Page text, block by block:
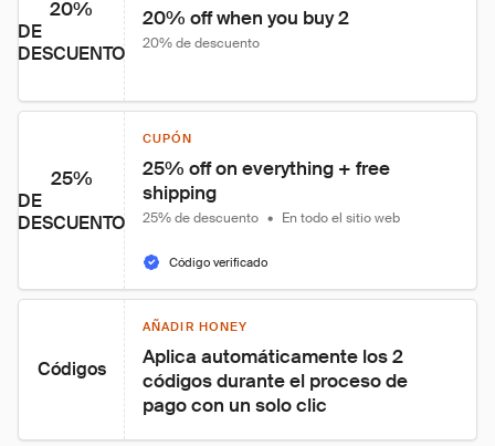
20%
DE
DESCUENTO
20% off when you buy 2
20% de descuento
25%
DE
DESCUENTO
CUPÓN
25% off on everything + free
shipping
25% de descuento • En todo el sitio web
Código verificado
Códigos
AÑADIR HONEY
Aplica automáticamente los 2
códigos durante el proceso de
pago con un solo clic